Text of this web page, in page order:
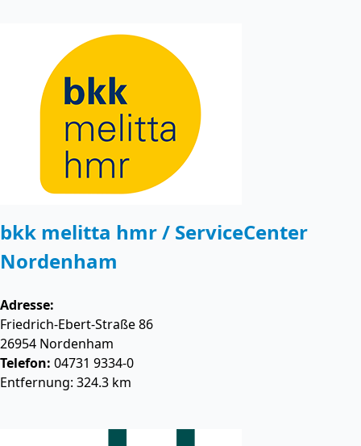
bkk melitta hmr / ServiceCenter
Nordenham
Adresse:
Friedrich-Ebert-Straße 86
26954 Nordenham
Telefon: 04731 9334-0
Entfernung: 324.3 km